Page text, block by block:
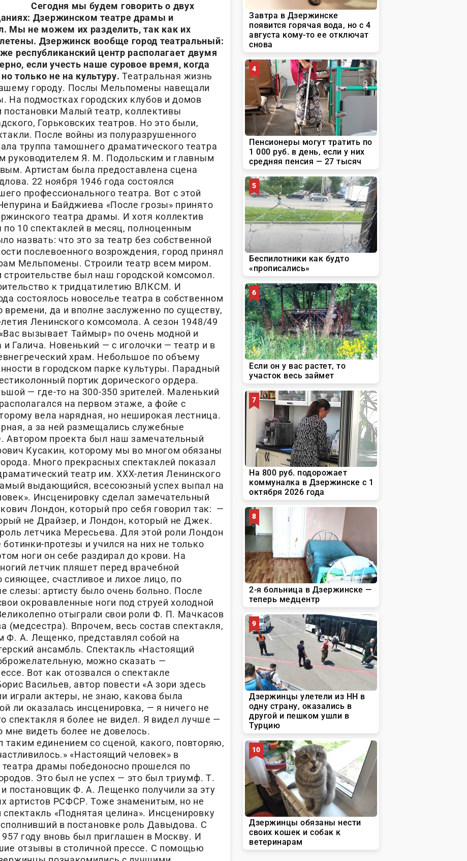
Сегодня мы будем говорить о двух
Дзержинском театре драмы и
Мы не можем их разделить, так как их
Дзержинск вообще город театральный:
республиканский центр располагает двумя
если учесть наше суровое время, когда
только не на культуру. Театральная жизнь
городу. Послы Мельпомены навещали
подмостках городских клубов и домов
постановки Малый театр, коллективы
Горьковских театров. Но это были,
После войны из полуразрушенного
труппа тамошнего драматического театра
руководителем Я. М. Подольским и главным
Артистам была предоставлена сцена
22 ноября 1946 года состоялся
профессионального театра. Вот с этой
и Байджиева «После грозы» принято
театра драмы. И хотя коллектив
по 10 спектаклей в месяц, полноценным
назвать: что это за театр без собственной
послевоенного возрождения, город принял
Мельпомены. Строили театр всем миром.
был наш городской комсомол.
к тридцатилетию ВЛКСМ. И
состоялось новоселье театра в собственном
да и вполне заслуженно по существу,
Ленинского комсомола. А сезон 1948/49
вызывает Таймыр» по очень модной и
Галича. Новенький — с иголочки — театр и в
храм. Небольшое по объему
в городском парке культуры. Парадный
портик дорического ордера.
— где-то на 300-350 зрителей. Маленький
на первом этаже, а фойе с
вела нарядная, но неширокая лестница.
а за ней размещались служебные
Автором проекта был наш замечательный
Кусакин, которому мы во многом обязаны
Много прекрасных спектаклей показал
театр им. ХХХ-летия Ленинского
выдающийся, всесоюзный успех выпал на
Инсценировку сделал замечательный
Лондон, который про себя говорил так: —
не Драйзер, и Лондон, который не Джек.
летчика Мересьева. Для этой роли Лондон
протезы и учился на них не только
ноги он себе раздирал до крови. На
летчик пляшет перед врачебной
счастливое и лихое лицо, по
слезы: артисту было очень больно. После
окровавленные ноги под струей холодной
отыграли свои роли Ф. П. Мачкасов
(медсестра). Впрочем, весь состав спектакля,
Ф. А. Лещенко, представлял собой на
ансамбль. Спектакль «Настоящий
можно сказать —
Вот как отозвался о спектакле
Васильев, автор повести «А зори здесь
играли актеры, не знаю, какова была
ли оказалась инсценировка, — я ничего не
спектакля я более не видел. Я видел лучше —
мне видеть более не довелось.
единением со сценой, какого, повторяю,
«Настоящий человек» в
драмы победоносно прошелся по
Это был не успех — это был триумф. Т.
постановщик Ф. А. Лещенко получили за эту
артистов РСФСР. Тоже знаменитым, но не
«Поднятая целина». Инсценировку
в постановке роль Давыдова. С
году вновь был приглашен в Москву. И
отзывы в столичной прессе. С помощью